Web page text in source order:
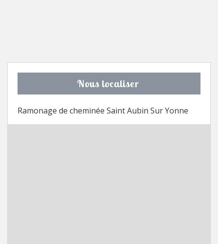
Nous localiser
Ramonage de cheminée Saint Aubin Sur Yonne